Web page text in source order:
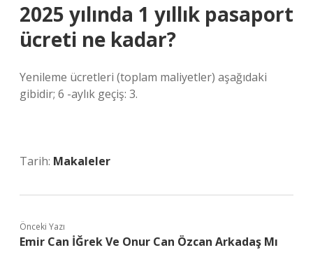
2025 yılında 1 yıllık pasaport
ücreti ne kadar?
Yenileme ücretleri (toplam maliyetler) aşağıdaki
gibidir; 6 -aylık geçiş: 3.
Tarih: Makaleler
Önceki Yazı
Emir Can İĞrek Ve Onur Can Özcan Arkadaş Mı